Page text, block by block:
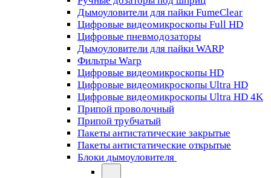
Дымоуловители для пайки FumeClear
Цифровые видеомикроскопы Full HD
Цифровые пневмодозаторы
Дымоуловители для пайки WARP
Фильтры Warp
Цифровые видеомикроскопы HD
Цифровые видеомикроскопы Ultra HD
Цифровые видеомикроскопы Ultra HD 4K
Припой проволочный
Припой трубчатый
Пакеты антистатические закрытые
Пакеты антистатические открытые
Блоки дымоуловителя